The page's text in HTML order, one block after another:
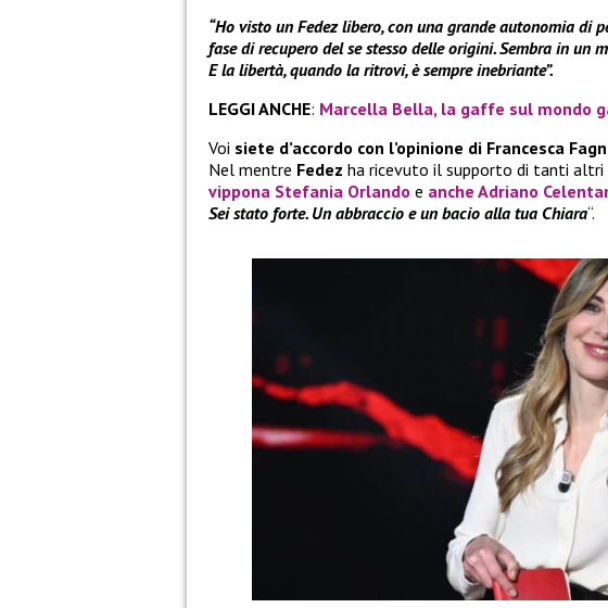
“Ho visto un Fedez libero, con una grande autonomia di
fase di recupero del se stesso delle origini. Sembra in
E la libertà, quando la ritrovi, è sempre inebriante”.
LEGGI ANCHE: Marcella Bella, la gaffe sul mondo
Voi siete d’accordo con l’opinione di Francesca
Nel mentre Fedez ha ricevuto il supporto di tanti altri
vippona Stefania Orlando e anche Adriano
Sei stato forte. Un abbraccio e un bacio alla tua Chiara“.